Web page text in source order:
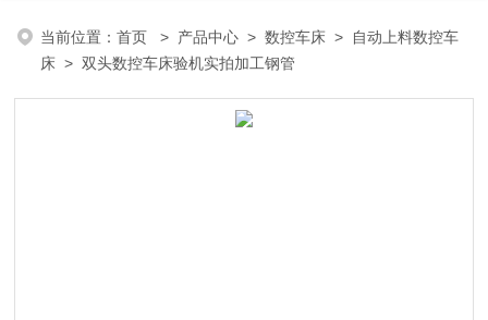
当前位置：首页 > 产品中心 >数控车床 > 自动上料数控车
床 > 双头数控车床验机实拍加工钢管